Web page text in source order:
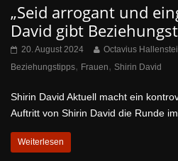
„Seid arrogant und
David gibt
20. August 2024 Octavius
Beziehungstipps, Frauen, Shirin David
Shirin David Aktuell macht ein
Auftritt von Shirin David die Runde
Weiterlesen